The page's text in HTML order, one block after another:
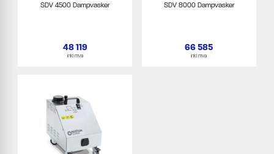
SDV 4500 Dampvasker
48 119
inkl mva
SDV 8000 Dampvasker
66 585
inkl mva